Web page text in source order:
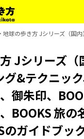
地球の歩き方 Jシリーズ（国
Jシリーズ（
グ&テクニッ
御朱印、
BOOKS 旅の
のガイドブッ